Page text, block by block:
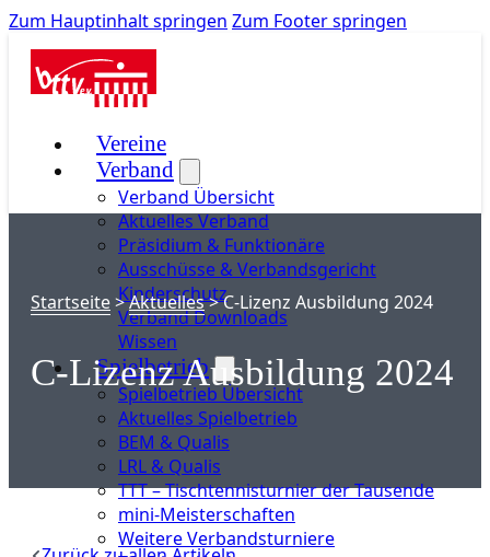
Zum Hauptinhalt springen Zum Footer springen
Vereine
Verband
Verband Übersicht
Aktuelles Verband
Präsidium & Funktionäre
Ausschüsse & Verbandsgericht
Kinderschutz
Verband Downloads
Wissen
Spielbetrieb
Spielbetrieb Übersicht
Aktuelles Spielbetrieb
BEM & Qualis
LRL & Qualis
TTT – Tischtennisturnier der Tausende
mini-Meisterschaften
Weitere Verbandsturniere
Startseite>Aktuelles>C-Lizenz Ausbildung 2024
C-Lizenz Ausbildung 2024